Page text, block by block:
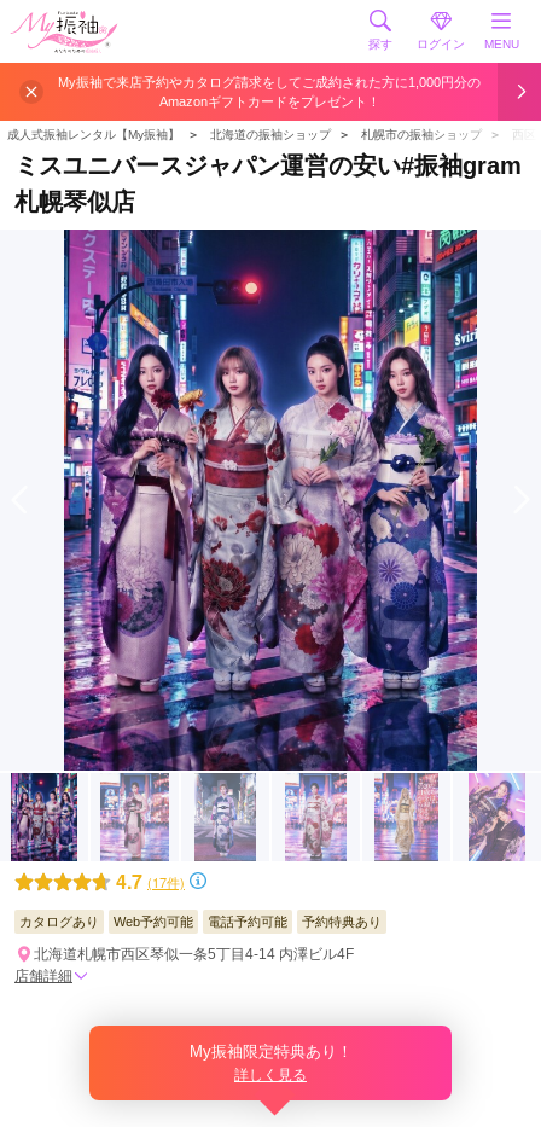
探す ログイン MENU
My振袖で来店予約やカタログ請求をしてご成約された方に1,000円分の
Amazonギフトカードをプレゼント！
成人式振袖レンタル【My振袖】 ＞ 北海道の振袖ショップ ＞ 札幌市の振袖ショップ ＞ 西区
ミスユニバースジャパン運営の安い#振袖gram
札幌琴似店
4.7 (17件)
カタログあり Web予約可能 電話予約可能 予約特典あり
北海道札幌市西区琴似一条5丁目4-14 内澤ビル4F
店舗詳細
My振袖限定特典あり！
詳しく見る